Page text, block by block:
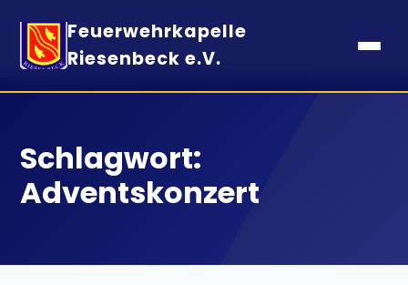
Feuerwehrkapelle
Riesenbeck e.V.
Schlagwort:
Adventskonzert